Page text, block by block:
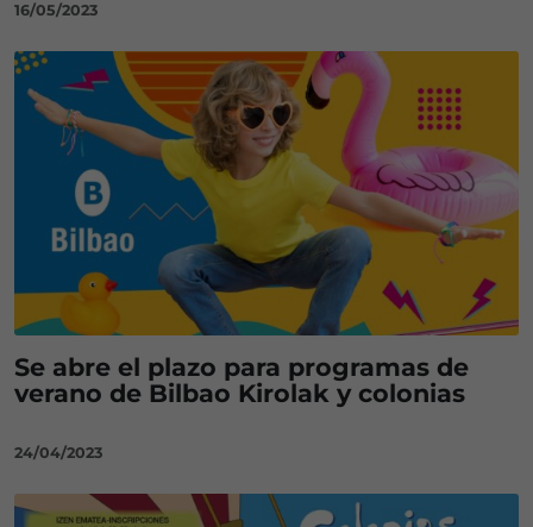
16/05/2023
Se abre el plazo para programas de
verano de Bilbao Kirolak y colonias
24/04/2023